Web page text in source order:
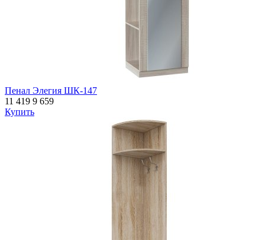
Пенал Элегия ШК-147
11 419 9 659
Купить